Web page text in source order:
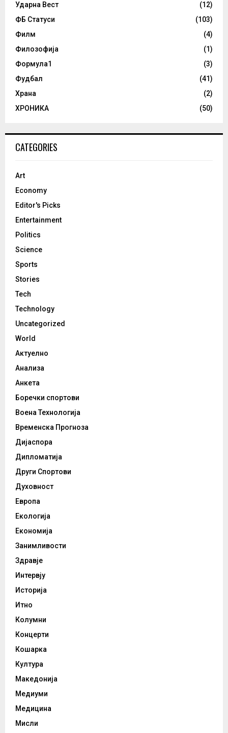
Ударна Вест
(12)
ФБ Статуси
(103)
Филм
(4)
Филозофија
(1)
Формула1
(3)
Фудбал
(41)
Храна
(2)
ХРОНИКА
(50)
CATEGORIES
Art
Economy
Editor's Picks
Entertainment
Politics
Science
Sports
Stories
Tech
Technology
Uncategorized
World
Актуелно
Анализа
Анкета
Боречки спортови
Воена Технологија
Временска Прогноза
Дијаспора
Дипломатија
Други Спортови
Духовност
Европа
Екологија
Економија
Занимливости
Здравје
Интервју
Историја
Итно
Колумни
Концерти
Кошарка
Култура
Македонија
Медиуми
Медицина
Мисли